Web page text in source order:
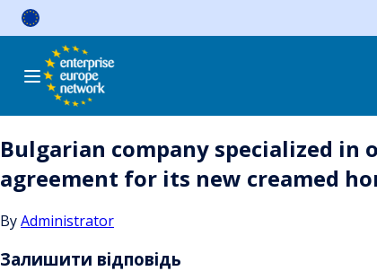
Skip
Bulgarian company specialized
agreement for its new creamed
ByAdministrator
Залишити відповідь